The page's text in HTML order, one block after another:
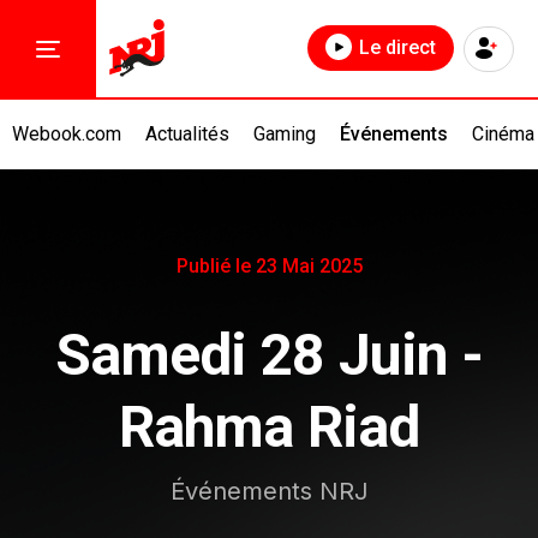
Webook.com Actualités Gaming Événements Cinéma
Le direct
Publié le 23 Mai 2025
Samedi 28 Juin -
Rahma Riad
Événements NRJ